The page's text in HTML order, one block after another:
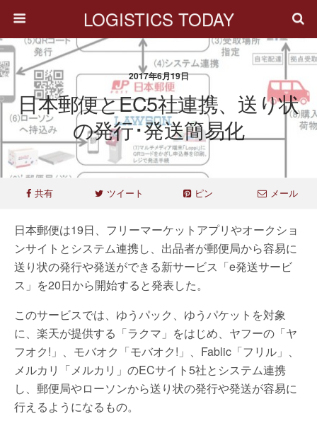
LOGISTICS TODAY
2017年6月19日
日本郵便とEC5社連携、送り状
の発行･発送簡易化
共有 ツイート ピン メール
日本郵便は19日、フリーマーケットアプリやオークショ
ンサイトとシステム連携し、出品者が郵便局から容易に
送り状の発行や発送ができる新サービス「e発送サービ
ス」を20日から開始すると発表した。
このサービスでは、ゆうパック、ゆうパケットを対象
に、楽天が提供する「ラクマ」をはじめ、ヤフーの「ヤ
フオク!」、モバオク「モバオク!」、Fablic「フリル」、
メルカリ「メルカリ」のECサイト5社とシステム連携
し、郵便局やローソンから送り状の発行や発送が容易に
行えるようになるもの。